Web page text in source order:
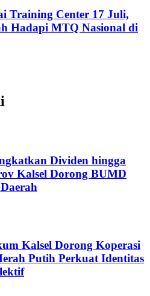
Training Center 17 Juli,
Hadapi MTQ Nasional di
Dividen hingga
Kalsel Dorong BUMD
Kalsel Dorong Koperasi
Putih Perkuat Identitas